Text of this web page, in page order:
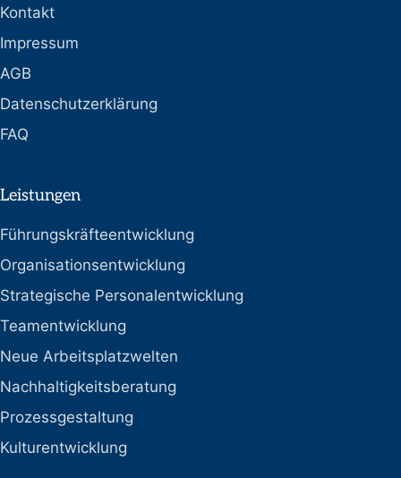
Kontakt
Impressum
AGB
Datenschutzerklärung
FAQ
Leistungen
Führungskräfteentwicklung
Organisationsentwicklung
Strategische Personalentwicklung
Teamentwicklung
Neue Arbeitsplatzwelten
Nachhaltigkeitsberatung
Prozessgestaltung
Kulturentwicklung